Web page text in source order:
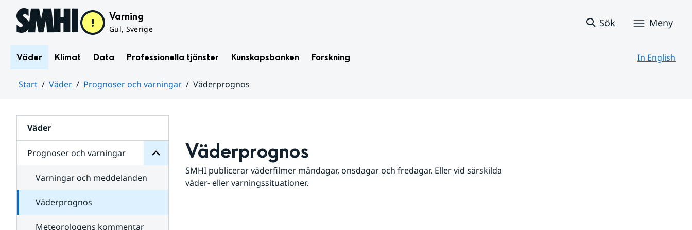
Hoppa till sidans innehåll Varning
Gul, Sverige
Sök Meny
Väder Klimat Data Professionella tjänster Kunskapsbanken Forskning In English
Start Väder Prognoser och varningar
Väderprognos
Väder
Prognoser och varningar
för
varningar
Varningar och meddelanden
Väderprognos
Meteorologens kommentar
Väderprognos
SMHI publicerar väderfilmer måndagar, onsdagar och fredagar. Eller vid särskilda
väder- eller varningssituationer.